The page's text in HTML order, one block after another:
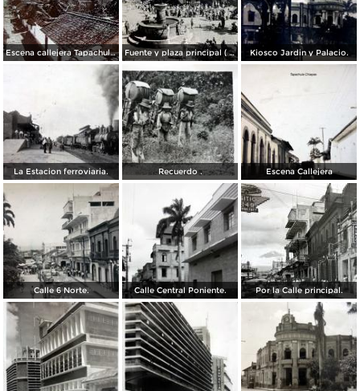
Escena callejera Tapachula, Chiapas . Fuente y plaza principal ( Circulada el 4 de Noviembre de 1935 ). Kiosco Jardin y Palacio.
La Estacion ferroviaria. Recuerdo . Escena Callejera
Calle 6 Norte. Calle Central Poniente. Por la Calle principal.